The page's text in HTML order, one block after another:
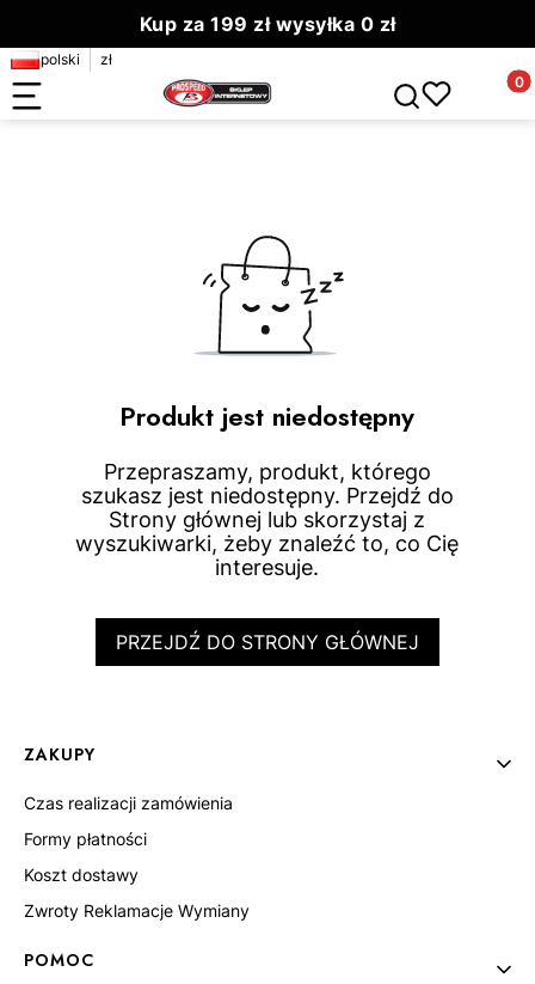
Kup za 199 zł wysyłka 0 zł
polski zł
Otwórz
Produkt jest niedostępny
Przepraszamy, produkt, którego
szukasz jest niedostępny. Przejdź do
Strony głównej lub skorzystaj z
wyszukiwarki, żeby znaleźć to, co Cię
interesuje.
PRZEJDŹ DO STRONY GŁÓWNEJ
Linki w stopce
ZAKUPY
Czas realizacji zamówienia
Formy płatności
Koszt dostawy
Zwroty Reklamacje Wymiany
POMOC